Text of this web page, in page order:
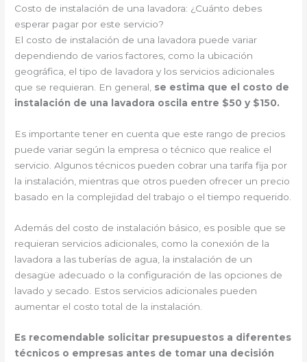
Costo de instalación de una lavadora: ¿Cuánto debes
esperar pagar por este servicio?
El costo de instalación de una lavadora puede variar
dependiendo de varios factores, como la ubicación
geográfica, el tipo de lavadora y los servicios adicionales
que se requieran. En general, se estima que el costo de
instalación de una lavadora oscila entre $50 y $150.
Es importante tener en cuenta que este rango de precios
puede variar según la empresa o técnico que realice el
servicio. Algunos técnicos pueden cobrar una tarifa fija por
la instalación, mientras que otros pueden ofrecer un precio
basado en la complejidad del trabajo o el tiempo requerido.
Además del costo de instalación básico, es posible que se
requieran servicios adicionales, como la conexión de la
lavadora a las tuberías de agua, la instalación de un
desagüe adecuado o la configuración de las opciones de
lavado y secado. Estos servicios adicionales pueden
aumentar el costo total de la instalación.
Es recomendable solicitar presupuestos a diferentes
técnicos o empresas antes de tomar una decisión